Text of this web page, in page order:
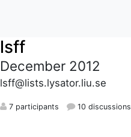
lsff
December 2012
lsff@lists.lysator.liu.se
7 participants 10 discussions